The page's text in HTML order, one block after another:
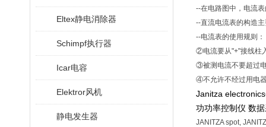
Eltex静电消除器
Schimpf执行器
Icar电容
Elektror风机
静电发生器
--在电路图中，电流
--直流电流表的构造
--电流表的使用规则
②电流要从"+"接线柱
③被测电流不要超过
④不允许不经过用电
Janitza
功功率控制仪 数
JANITZA spot,